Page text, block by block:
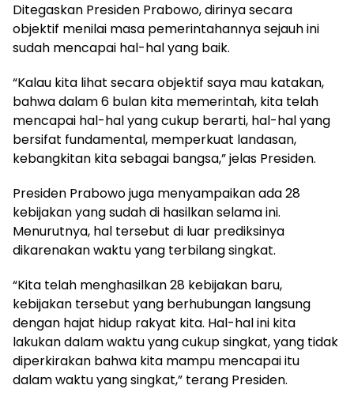
Ditegaskan Presiden Prabowo, dirinya secara
objektif menilai masa pemerintahannya sejauh ini
sudah mencapai hal-hal yang baik.
“Kalau kita lihat secara objektif saya mau katakan,
bahwa dalam 6 bulan kita memerintah, kita telah
mencapai hal-hal yang cukup berarti, hal-hal yang
bersifat fundamental, memperkuat landasan,
kebangkitan kita sebagai bangsa,” jelas Presiden.
Presiden Prabowo juga menyampaikan ada 28
kebijakan yang sudah di hasilkan selama ini.
Menurutnya, hal tersebut di luar prediksinya
dikarenakan waktu yang terbilang singkat.
“Kita telah menghasilkan 28 kebijakan baru,
kebijakan tersebut yang berhubungan langsung
dengan hajat hidup rakyat kita. Hal-hal ini kita
lakukan dalam waktu yang cukup singkat, yang tidak
diperkirakan bahwa kita mampu mencapai itu
dalam waktu yang singkat,” terang Presiden.